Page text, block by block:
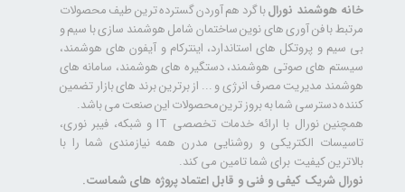
خانه هوشمند نورالبا گرد هم آوردن گسترده ترین طیف محصولات
مرتبط با فن آوری های نوین ساختمان شامل هوشمند سازی با سیم و
بی سیم و پروتکل های استاندارد، اینترکام و آیفون های هوشمند،
سیستم های صوتی هوشمند، دستگیره های هوشمند، سامانه های
هوشمند مدیریت مصرف انرژی و ... از برترین برند های بازار تضمین
کننده دسترسی شما به بروز ترین محصولات این صنعت می باشد.
همچنین نورال با ارائه خدمات تخصصی IT و شبکه، فیبر نوری،
تاسیسات الکتریکی و روشنایی مدرن همه نیازمندی شما را با
بالاترین کیفیت برای شما تامین می کند.
نورال شریک کیفی و فنی و قابل اعتماد پروژه های شماست.